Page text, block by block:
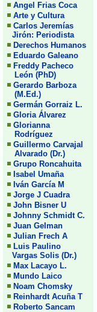
Angel Frias Coca
Arte y Cultura
Carlos Jeremías
Jirón: Periodista
Derechos Humanos
Eduardo Galeano
Freddy Pacheco
León (PhD)
Gerardo Barboza
(M.Ed.)
Germán Gorraiz L.
Gloria Álvarez
Glorianna
Rodríguez
Guillermo Carvajal
Alvarado (Dr.)
Grupo Roncahuita
Isabel Umaña
Iván García M
Jorge J Cuadra
John Bisner U
Johnny Schmidt C.
Juan Gelman
Julian Frech A
Luis Paulino
Vargas Solis (Dr.)
Max Lacayo L.
Mundo Laico
Noam Chomsky
Reinhardt Acuña T
Roberto Sancam